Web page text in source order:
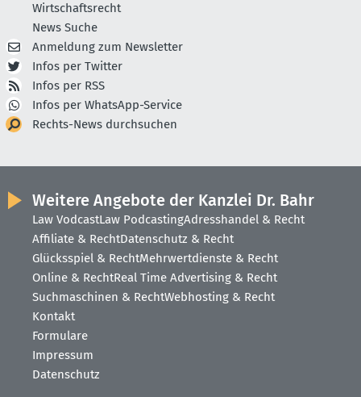
Wirtschaftsrecht
News Suche
Anmeldung zum Newsletter
Infos per Twitter
Infos per RSS
Infos per WhatsApp-Service
Rechts-News durchsuchen
Weitere Angebote der Kanzlei Dr. Bahr
Law VodcastLaw PodcastingAdresshandel & Recht
Affiliate & RechtDatenschutz & Recht
Glücksspiel & RechtMehrwertdienste & Recht
Online & RechtReal Time Advertising & Recht
Suchmaschinen & RechtWebhosting & Recht
Kontakt
Formulare
Impressum
Datenschutz